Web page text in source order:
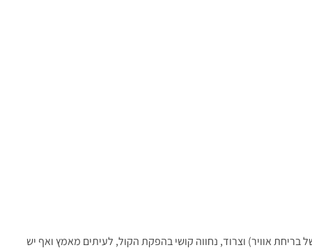
בריחת אוויר) וצרוד, נחווה קושי בהפקת הקול, לעיתים מאמץ ואף יש